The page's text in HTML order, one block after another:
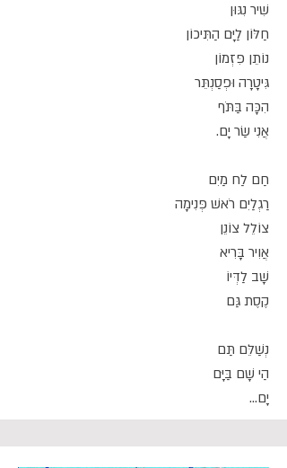
שִׁיר נִגּוּן
חַלּוֹן לַיָּם הַתִּיכוֹן
נוֹתֵן פִּזְמוֹן
גִּיטָרָה וּפְסַנְתֵּר
הִכָּה בַּתֹּף
אֲנִי שַׂר יָם.
חַם לַח מַיִם
רַגְלַיִם רֹאשׁ פְּנִימָה
צוֹלֵל צוֹנֵן
אֲוִיר בָּרִיא
שָׁב לַדְּיוֹ
קֶסֶת גַּם
נְשַׁלֵּם תַּם
הַי שָׁם בַּיָּם
יָם...